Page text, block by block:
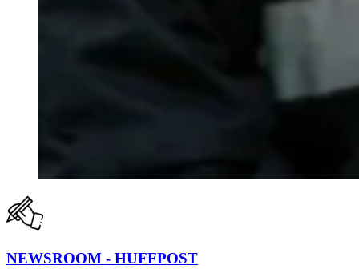
NEWSROOM - HUFFPOST